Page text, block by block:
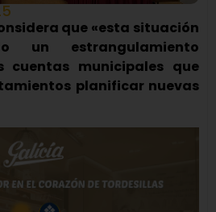
que «esta situación
un estrangulamiento
cuentas municipales que
planificar nuevas